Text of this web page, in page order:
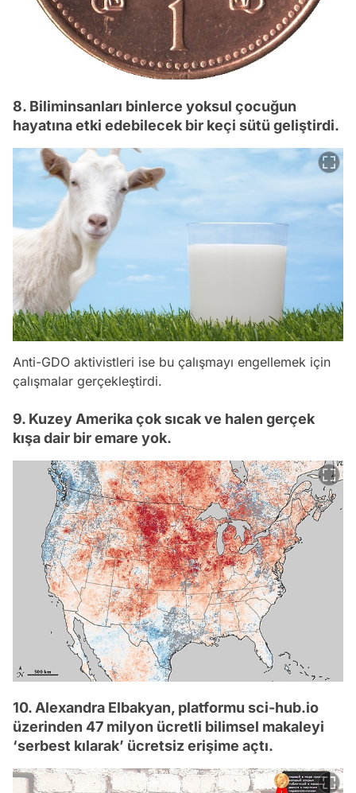
8. Biliminsanları binlerce yoksul çocuğun
hayatına etki edebilecek bir keçi sütü geliştirdi.
Anti-GDO aktivistleri ise bu çalışmayı engellemek için
çalışmalar gerçekleştirdi.
9. Kuzey Amerika çok sıcak ve halen gerçek
kışa dair bir emare yok.
10. Alexandra Elbakyan, platformu sci-hub.io
üzerinden 47 milyon ücretli bilimsel makaleyi
‘serbest kılarak’ ücretsiz erişime açtı.